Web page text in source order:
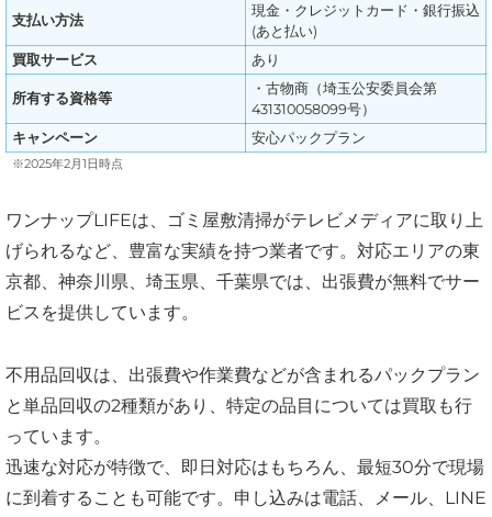
支払い方法
現金・クレジットカード・銀行振込
(あと払い)
買取サービス
あり
所有する資格等
・古物商（埼玉公安委員会第
431310058099号）
キャンペーン
安心パックプラン
※2025年2月1日時点
ワンナップLIFEは、ゴミ屋敷清掃がテレビメディアに取り上
げられるなど、豊富な実績を持つ業者です。対応エリアの東
京都、神奈川県、埼玉県、千葉県では、出張費が無料でサー
ビスを提供しています。
不用品回収は、出張費や作業費などが含まれるパックプラン
と単品回収の2種類があり、特定の品目については買取も行
っています。
迅速な対応が特徴で、即日対応はもちろん、最短30分で現場
に到着することも可能です。申し込みは電話、メール、LINE